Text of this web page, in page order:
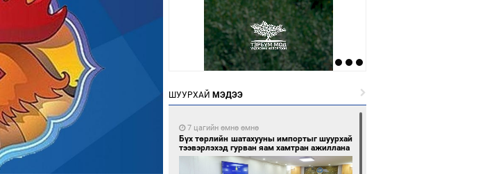
ШУУРХАЙ МЭДЭЭ
7 цагийн өмнө өмнө
Бүх төрлийн шатахууны импортыг шуурхай
тээвэрлэхэд гурван яам хамтран ажиллана